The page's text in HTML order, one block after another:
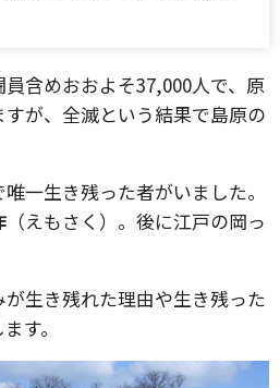
含めおおよそ37,000人で、原
が、全滅という結果で島原の
一生き残った者がいました。
（えもさく）。後に江戸の岡っ
生き残れた理由や生き残った
す。